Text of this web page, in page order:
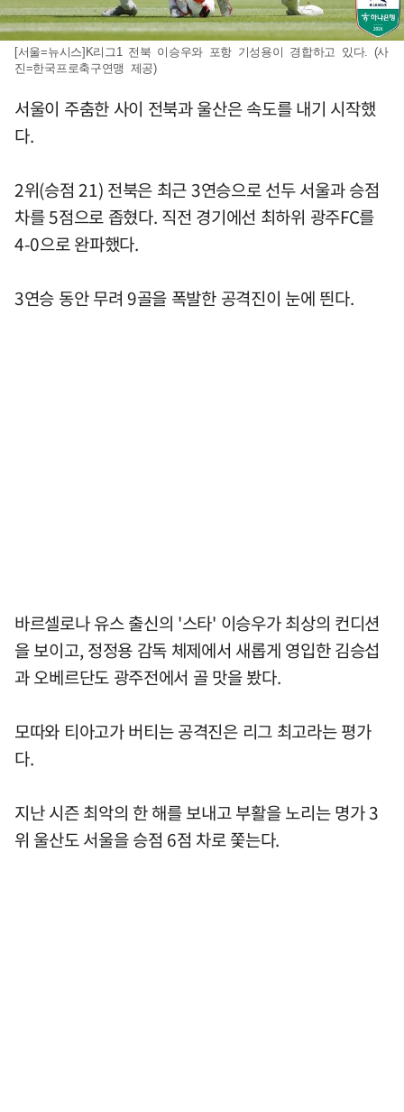
[서울=뉴시스]K리그1 전북 이승우와 포항 기성용이 경합하고 있다. (사
진=한국프로축구연맹 제공)
서울이 주춤한 사이 전북과 울산은 속도를 내기 시작했
다.
2위(승점 21) 전북은 최근 3연승으로 선두 서울과 승점
차를 5점으로 좁혔다. 직전 경기에선 최하위 광주FC를
4-0으로 완파했다.
3연승 동안 무려 9골을 폭발한 공격진이 눈에 띈다.
바르셀로나 유스 출신의 '스타' 이승우가 최상의 컨디션
을 보이고, 정정용 감독 체제에서 새롭게 영입한 김승섭
과 오베르단도 광주전에서 골 맛을 봤다.
모따와 티아고가 버티는 공격진은 리그 최고라는 평가
다.
지난 시즌 최악의 한 해를 보내고 부활을 노리는 명가 3
위 울산도 서울을 승점 6점 차로 쫓는다.